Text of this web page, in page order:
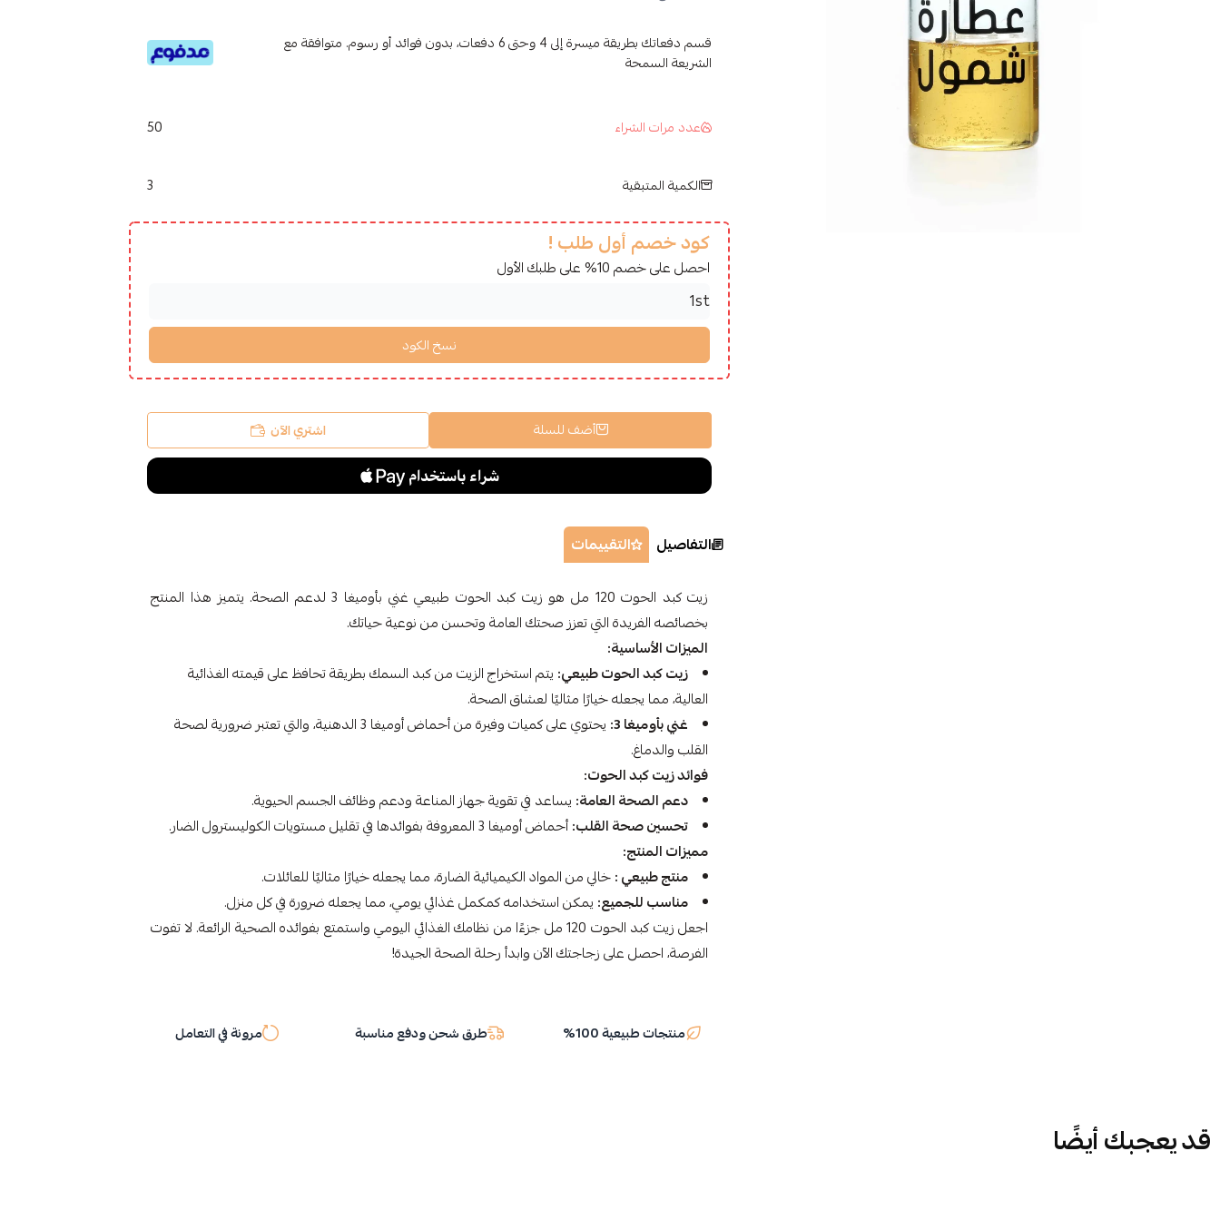
قسم دفعاتك بطريقة ميسرة إلى 4 وحتى 6 دفعات، بدون فوائد أو رسوم. متوافقة مع
الشريعة السمحة
عدد مرات الشراء 50
الكمية المتبقية 3
كود خصم أول طلب !
احصل على خصم 10% على طلبك الأول
أضف للسلة اشتري الآن
التفاصيل التقييمات
زيت كبد الحوت 120 مل هو زيت كبد الحوت طبيعي غني بأوميغا 3 لدعم الصحة. يتميز هذا المنتج
بخصائصه الفريدة التي تعزز صحتك العامة وتحسن من نوعية حياتك.
الميزات الأساسية:
زيت كبد الحوت طبيعي: يتم استخراج الزيت من كبد السمك بطريقة تحافظ على قيمته الغذائية
العالية، مما يجعله خيارًا مثاليًا لعشاق الصحة.
غني بأوميغا 3:
يحتوي على كميات وفيرة من أحماض أوميغا 3 الدهنية، والتي تعتبر ضرورية لصحة
القلب والدماغ.
فوائد زيت كبد الحوت:
دعم الصحة العامة: يساعد في تقوية جهاز المناعة ودعم وظائف الجسم الحيوية.
تحسين صحة القلب:أحماض أوميغا 3 المعروفة بفوائدها في تقليل مستويات الكوليسترول الضار.
مميزات المنتج:
منتج طبيعي :خالي من المواد الكيميائية الضارة، مما يجعله خيارًا مثاليًا للعائلات.
مناسب للجميع: يمكن استخدامه كمكمل غذائي يومي، مما يجعله ضرورة في كل منزل.
اجعل زيت كبد الحوت 120 مل جزءًا من نظامك الغذائي اليومي واستمتع بفوائده الصحية الرائعة. لا تفوت
الفرصة، احصل على زجاجتك الآن وابدأ رحلة الصحة الجيدة!
منتجات طبيعية 100% طرق شحن ودفع مناسبة مرونة في التعامل
قد يعجبك أيضًا